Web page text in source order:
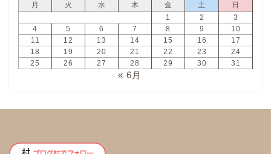
月
火 水 木 金 土
日
1
2
3
4
5 6 7 8 9
10
11
12 13 14 15 16
17
18
19 20 21 22 23
24
25
26 27 28 29 30 31
« 6月